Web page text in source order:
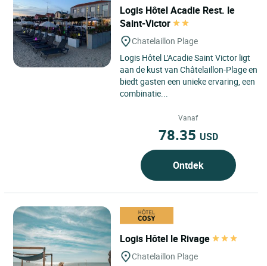
Logis Hôtel Acadie Rest. le
Saint-Victor
Chatelaillon Plage
Logis Hôtel L'Acadie Saint Victor ligt
aan de kust van Châtelaillon-Plage en
biedt gasten een unieke ervaring, een
combinatie...
Vanaf
78.35 USD
Ontdek
Logis Hôtel le Rivage
Chatelaillon Plage